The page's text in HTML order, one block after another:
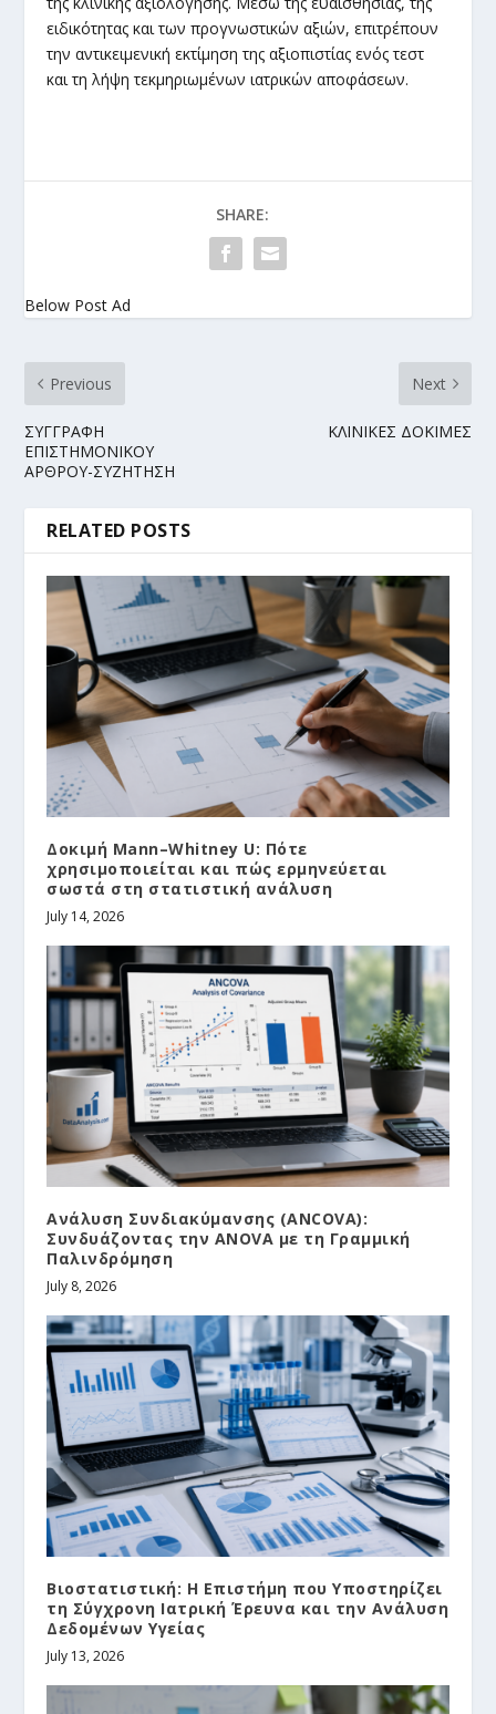
ειδικότητας και των προγνωστικών αξιών, επιτρέπουν
την αντικειμενική εκτίμηση της αξιοπιστίας ενός τεστ
και τη λήψη τεκμηριωμένων ιατρικών αποφάσεων.
SHARE:
Below Post Ad
Previous
ΣΥΓΓΡΑΦΗ
ΕΠΙΣΤΗΜΟΝΙΚΟΥ
ΑΡΘΡΟΥ-ΣΥΖΗΤΗΣΗ
Next
ΚΛΙΝΙΚΕΣ ΔΟΚΙΜΕΣ
RELATED POSTS
Δοκιμή Mann–Whitney U: Πότε
χρησιμοποιείται και πώς ερμηνεύεται
σωστά στη στατιστική ανάλυση
July 14, 2026
Ανάλυση Συνδιακύμανσης (ANCOVA):
Συνδυάζοντας την ANOVA με τη Γραμμική
Παλινδρόμηση
July 8, 2026
Βιοστατιστική: Η Επιστήμη που Υποστηρίζει
τη Σύγχρονη Ιατρική Έρευνα και την Ανάλυση
Δεδομένων Υγείας
July 13, 2026